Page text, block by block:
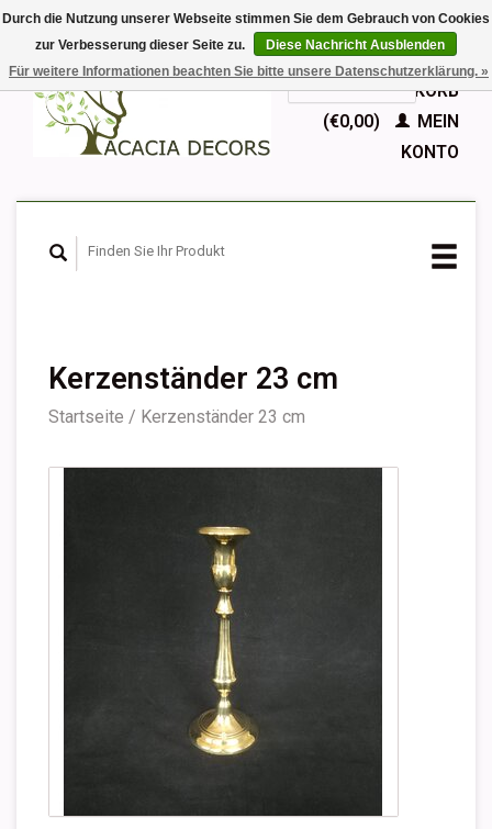
EUR
GBPDeutsch
Nederlands
English
IHR WARENKORB
(€0,00)
MEIN
KONTO
Kerzenständer 23 cm
Startseite / Kerzenständer 23 cm
Durch die Nutzung unserer Webseite stimmen Sie dem Gebrauch von Cookies
zur Verbesserung dieser Seite zu.
Diese Nachricht Ausblenden
Für weitere Informationen beachten Sie bitte unsere Datenschutzerklärung. »